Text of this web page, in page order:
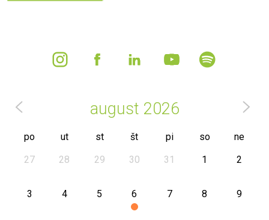
august 2026
po ut st št pi so
ne
27
28 29 30 31 1 2
3 4 5 6 7 8 9